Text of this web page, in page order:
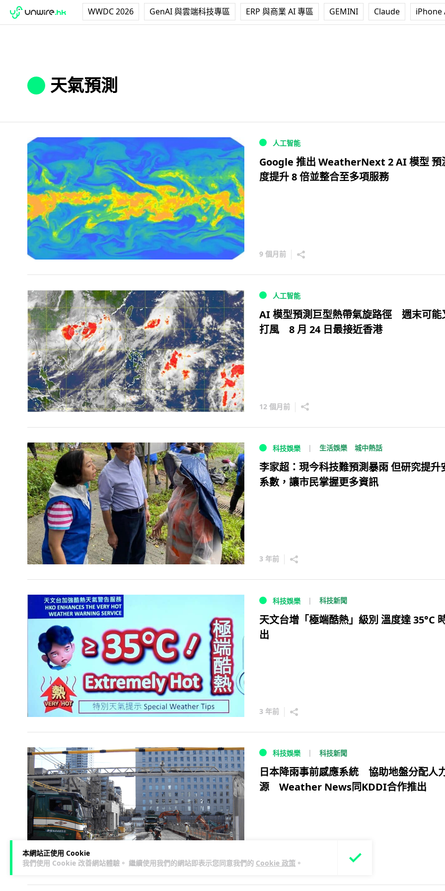
WWDC 2026 GenAI 與雲端科技專區 ERP 與商業 AI 專區 GEMINI Claude iPhone
本網站正使用 Cookie
我們使用 Cookie 改善網站體驗。 繼續使用我們的網站即表示您同意我們的 Cookie 政策 。
天氣預測
人工智能
Google 推出 WeatherNext 2 AI 模型 預
度提升 8 倍並整合至多項服務
9 個月前
人工智能
AI 模型預測巨型熱帶氣旋路徑 週末可能
打風 8 月 24 日最接近香港
12 個月前
科技娛樂 生活娛樂 城中熱話
李家超：現今科技難預測暴雨 但研究提升
系數，讓市民掌握更多資訊
3 年前
科技娛樂 科技新聞
天文台增「極端酷熱」級別 溫度達 35°C
出
3 年前
科技娛樂 科技新聞
日本降雨事前感應系統 協助地盤分配人
源 Weather News同KDDI合作推出
8 年前